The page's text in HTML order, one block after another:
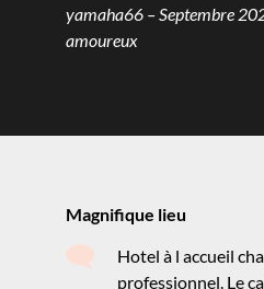
yamaha66 – Septembre
amoureux
Magnifique lieu
Hotel à l accueil
professionnel. Le